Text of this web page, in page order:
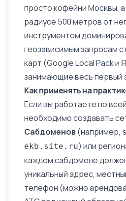
просто кофейни Москвы,
радиусе 500 метров от
инструментом
геозависимым запросам
карт (GoogleLocal Packи
занимающие весь первый
Как применять на
Если вы работаете по
необходимо создавать
Сабдоменов (например,
ekb.site.ru) или
каждом сабдомене
уникальный адрес,
телефон (можно